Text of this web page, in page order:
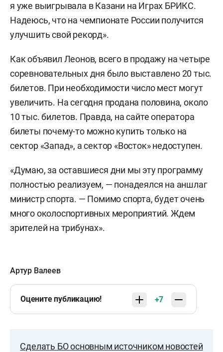
я уже выигрывала в Казани на Играх БРИКС.
Надеюсь, что на чемпионате России получится
улучшить свой рекорд».
Как объявил Леонов, всего в продажу на четыре
соревновательных дня было выставлено 20 тыс.
билетов. При необходимости число мест могут
увеличить. На сегодня продана половина, около
10 тыс. билетов. Правда, на сайте оператора
билеты почему-то можно купить только на
сектор «Запад», а сектор «Восток» недоступен.
«Думаю, за оставшиеся дни мы эту программу
полностью реализуем, — понадеялся на аншлаг
министр спорта. — Помимо спорта, будет очень
много околоспортивных мероприятий. Ждем
зрителей на трибунах».
Артур Валеев
Оцените публикацию! +7
Сделать БО основным источником новостей